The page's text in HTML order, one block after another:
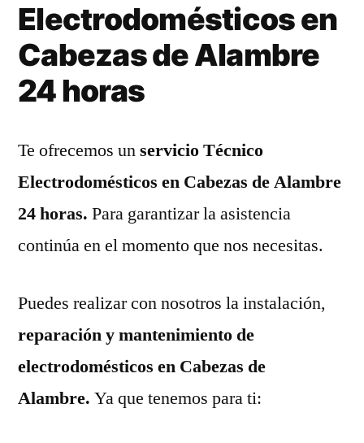
Electrodomésticos en
Cabezas de Alambre
24 horas
Te ofrecemos unservicio Técnico
Electrodomésticos en Cabezas de Alambre
24 horas. Para garantizar la asistencia
continúa en el momento que nos necesitas.
Puedes realizar con nosotros la instalación,
reparación y mantenimiento de
electrodomésticos en Cabezas de
Alambre. Ya que tenemos para ti: